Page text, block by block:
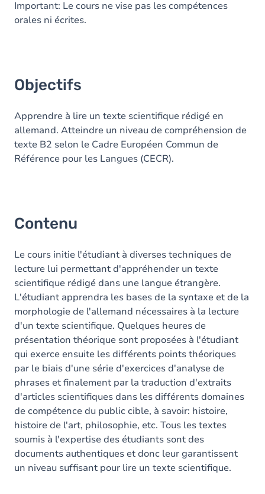
Important: Le cours ne vise pas les compétences
orales ni écrites.
Objectifs
Apprendre à lire un texte scientifique rédigé en
allemand. Atteindre un niveau de compréhension de
texte B2 selon le Cadre Européen Commun de
Référence pour les Langues (CECR).
Contenu
Le cours initie l'étudiant à diverses techniques de
lecture lui permettant d'appréhender un texte
scientifique rédigé dans une langue étrangère.
L'étudiant apprendra les bases de la syntaxe et de la
morphologie de l'allemand nécessaires à la lecture
d'un texte scientifique. Quelques heures de
présentation théorique sont proposées à l'étudiant
qui exerce ensuite les différents points théoriques
par le biais d'une série d'exercices d'analyse de
phrases et finalement par la traduction d'extraits
d'articles scientifiques dans les différents domaines
de compétence du public cible, à savoir: histoire,
histoire de l'art, philosophie, etc. Tous les textes
soumis à l'expertise des étudiants sont des
documents authentiques et donc leur garantissent
un niveau suffisant pour lire un texte scientifique.